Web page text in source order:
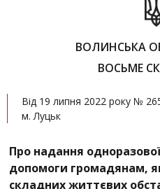
ВОЛИНСЬКА
ВОСЬМЕ
Від 19 липня 2022 року №
м. Луцьк
Про надання
допомоги громадянам,
складних життєвих